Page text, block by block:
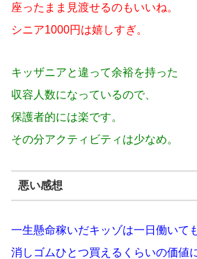
座ったまま見渡せるのもいいね。
シニア1000円は嬉しすぎ。
キッザニアと違って余裕を持った
収容人数になっているので、
保護者的には楽です。
その分アクティビティは少なめ。
悪い感想
一生懸命稼いだキッゾは一日働いて
消しゴムひとつ買えるくらいの価値